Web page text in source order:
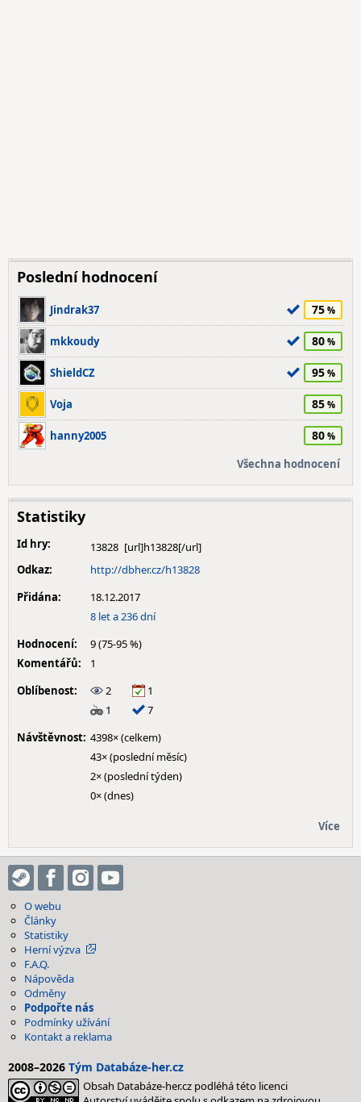
Poslední hodnocení
Jindrak37 75
mkkoudy 80
ShieldCZ 95
Voja 85
hanny2005 80
Všechna hodnocení
Statistiky
Id hry:
13828
Odkaz:
http://dbher.cz/h13828
Přidána:
18.12.2017
8 let a 236 dní
Hodnocení:
9 (75-95 %)
Komentářů:
1
Oblíbenost:
2
1
1
7
Návštěvnost: 4398× (celkem)
43× (poslední měsíc)
2× (poslední týden)
0× (dnes)
Více
O webu
Články
Statistiky
Herní výzva
F.A.Q.
Nápověda
Odměny
Podpořte nás
Podmínky užívání
Kontakt a reklama
2008–2026 Tým Databáze-her.cz
Obsah Databáze-her.cz podléhá této licenci